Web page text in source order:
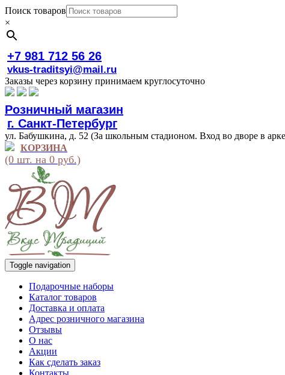
Поиск товаров
×
+7 981 712 56 26
vkus-traditsyi@mail.ru
Заказы через корзину принимаем круглосуточно
Розничный магазин
г. Санкт-Петербург
ул. Бабушкина, д. 52 (За школьным стадионом. Вход во дворе в
КОРЗИНА
(0 шт. на 0 руб.)
Toggle navigation
Подарочные наборы
Каталог товаров
Доставка и оплата
Адрес розничного магазина
Отзывы
О нас
Акции
Как сделать заказ
Контакты